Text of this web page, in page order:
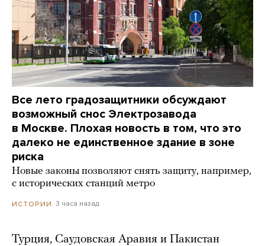
Все лето градозащитники обсуждают
возможный снос Электрозавода
в Москве. Плохая новость в том, что это
далеко не единственное здание в зоне
риска
Новые законы позволяют снять защиту, например,
с исторических станций метро
ИСТОРИИ 3 часа назад
Турция, Саудовская Аравия и Пакистан